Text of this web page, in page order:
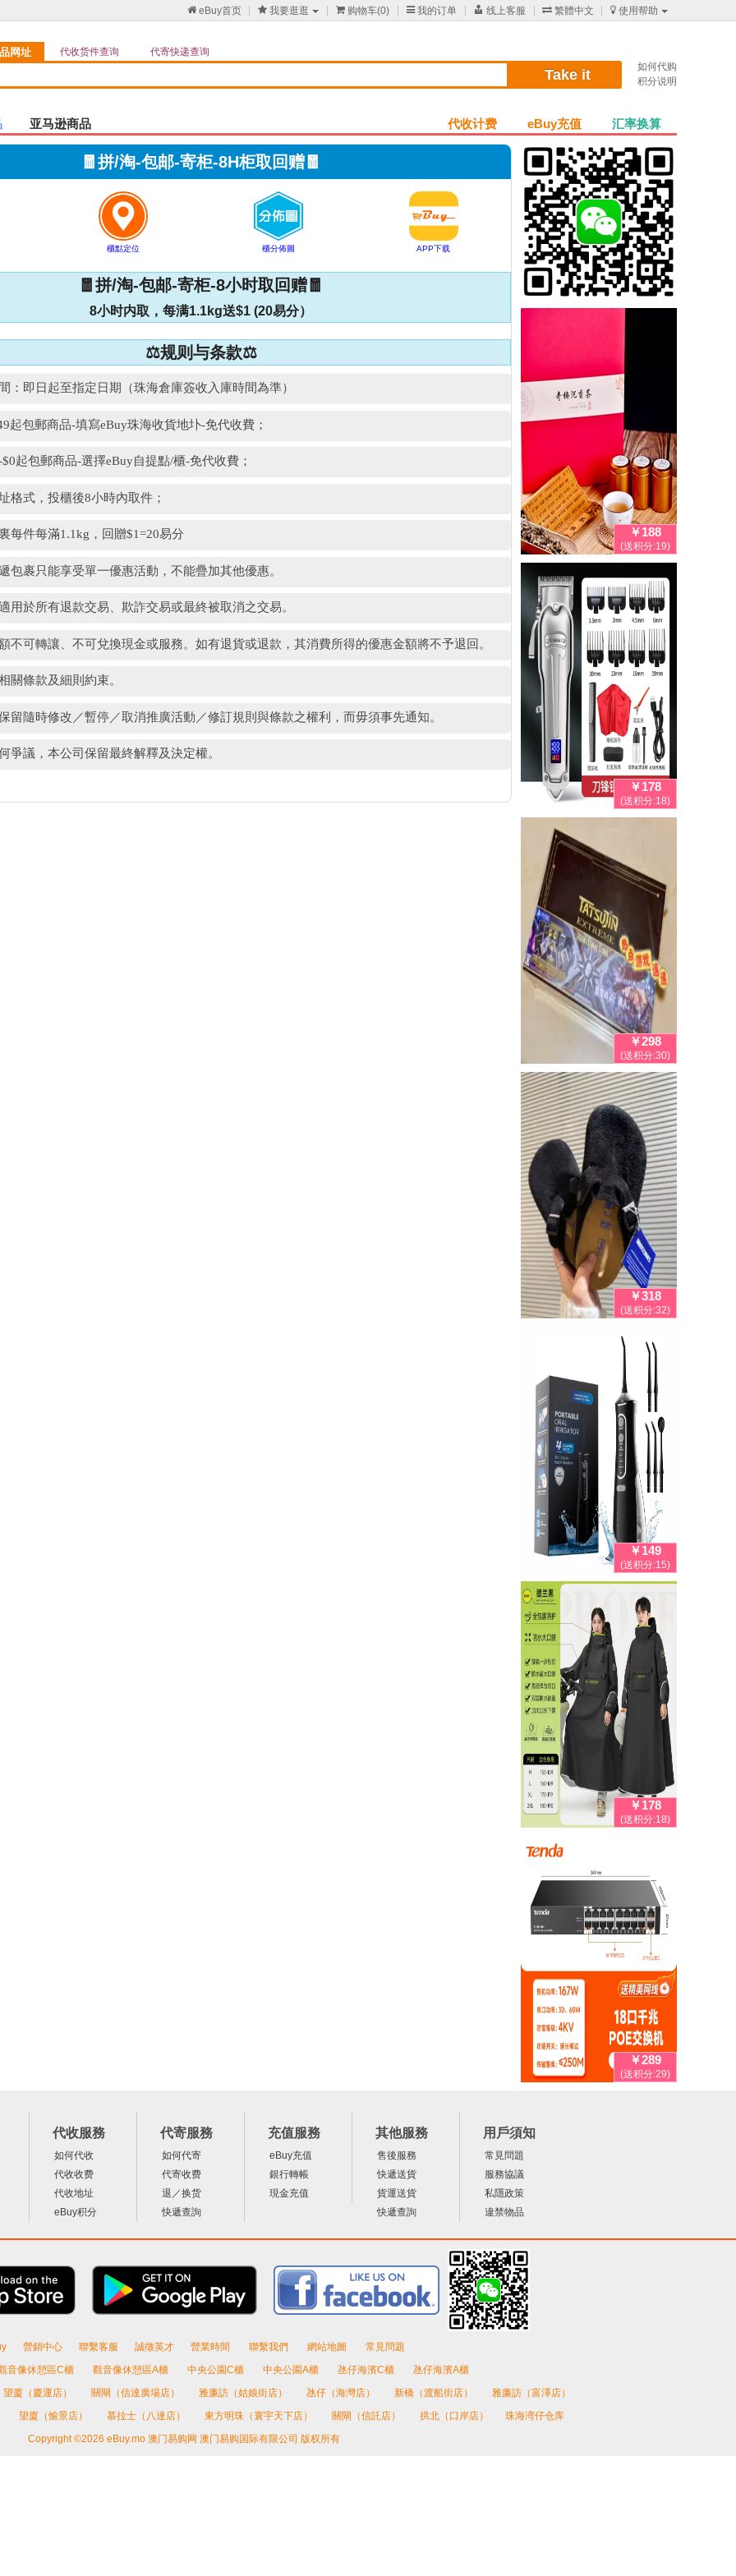
eBuy首页  我要逛逛  购物车(0) 我的订单  线上客服  繁體中文  使用帮助
网址
Take it
如何代购
积分说明
代收货件查询 代寄快递查询
亚马逊商品 汇率换算
eBuy充值
代收计费
🧧拼/淘-包邮-寄柜-8H柜取回赠🧧
櫃點定位 櫃分佈圖 APP下载
🧧拼/淘-包邮-寄柜-8小时取回赠🧧
8小时内取，每满1.1kg送$1 (20易分）
⚖️规则与条款⚖️
：即日起至指定日期（珠海倉庫簽收入庫時間為準）
起包郵商品-填寫eBuy珠海收貨地圤-免代收費；
$0起包郵商品-選擇eBuy自提點/櫃-免代收費；
格式，投櫃後8小時內取件；
每件每滿1.1kg，回贈$1=20易分
包裹只能享受單一優惠活動，不能疊加其他優惠。
用於所有退款交易、欺詐交易或最終被取消之交易。
不可轉讓、不可兌換現金或服務。如有退貨或退款，其消費所得的優惠金額將不予退回。
關條款及細則約束。
留隨時修改／暫停／取消推廣活動／修訂規則與條款之權利，而毋須事先通知。
爭議，本公司保留最終解釋及決定權。
￥188
(送积分:19)
￥178
(送积分:18)
￥298
(送积分:30)
￥318
(送积分:32)
￥149
(送积分:15)
￥178
(送积分:18)
￥289
(送积分:29)
代收服務
如何代收
代收收费
代收地址
eBuy积分
代寄服務
如何代寄
代寄收费
退／换货
快遞查詢
充值服務
eBuy充值
銀行轉帳
現金充值
其他服務
售後服務
快遞送貨
貨運送貨
快遞查詢
用戶須知
常見問題
服務協議
私隱政策
違禁物品
營銷中心 聯繫客服 誠徵英才 營業時間 聯繫我們 網站地圖
常見問題
音像休憩區C櫃
觀音像休憩區A櫃 中央公園C櫃 中央公園A櫃 氹仔海濱C櫃
氹仔海濱A櫃
望廈（慶運店）
關閘（信達廣場店） 雅廉訪（姑娘街店） 氹仔（海灣店） 新橋（渡船街店）
雅廉訪（富澤店）
望廈（愉景店） 慕拉士（八達店） 東方明珠（寰宇天下店） 關閘（信託店） 拱北（口岸店）
珠海湾仔仓库
Copyright ©2026 eBuy.mo 澳门易购网 澳门易购国际有限公司 版权所有